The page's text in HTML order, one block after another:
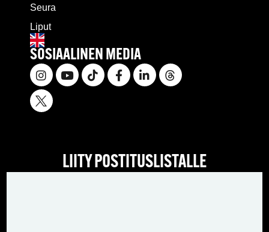
Seura
Liput
SOSIAALINEN MEDIA
LIITY POSTITUSLISTALLE